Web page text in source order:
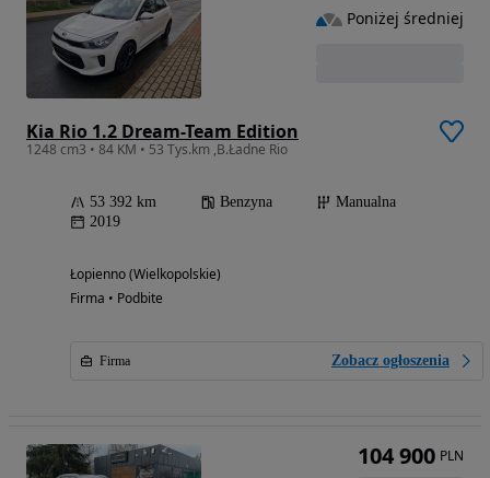
Kia Rio 1.2 Dream-Team Edition
1248 cm3 • 84 KM • 53 Tys.km ,B.Ładne Rio
53 392 km Benzyna
Manualna
2019
Łopienno (Wielkopolskie)
Firma • Podbite
Firma Zobacz ogłoszenia
Poniżej średniej
104 900 PLN